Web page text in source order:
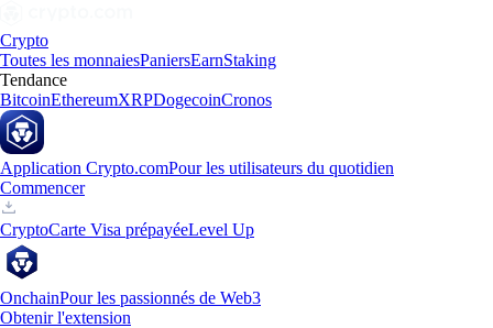
Crypto
Toutes les monnaiesPaniersEarnStaking
Tendance
BitcoinEthereumXRPDogecoinCronos
Application Crypto.comPour les utilisateurs du quotidien
Commencer
CryptoCarte Visa prépayéeLevel Up
OnchainPour les passionnés de Web3
Obtenir l'extension